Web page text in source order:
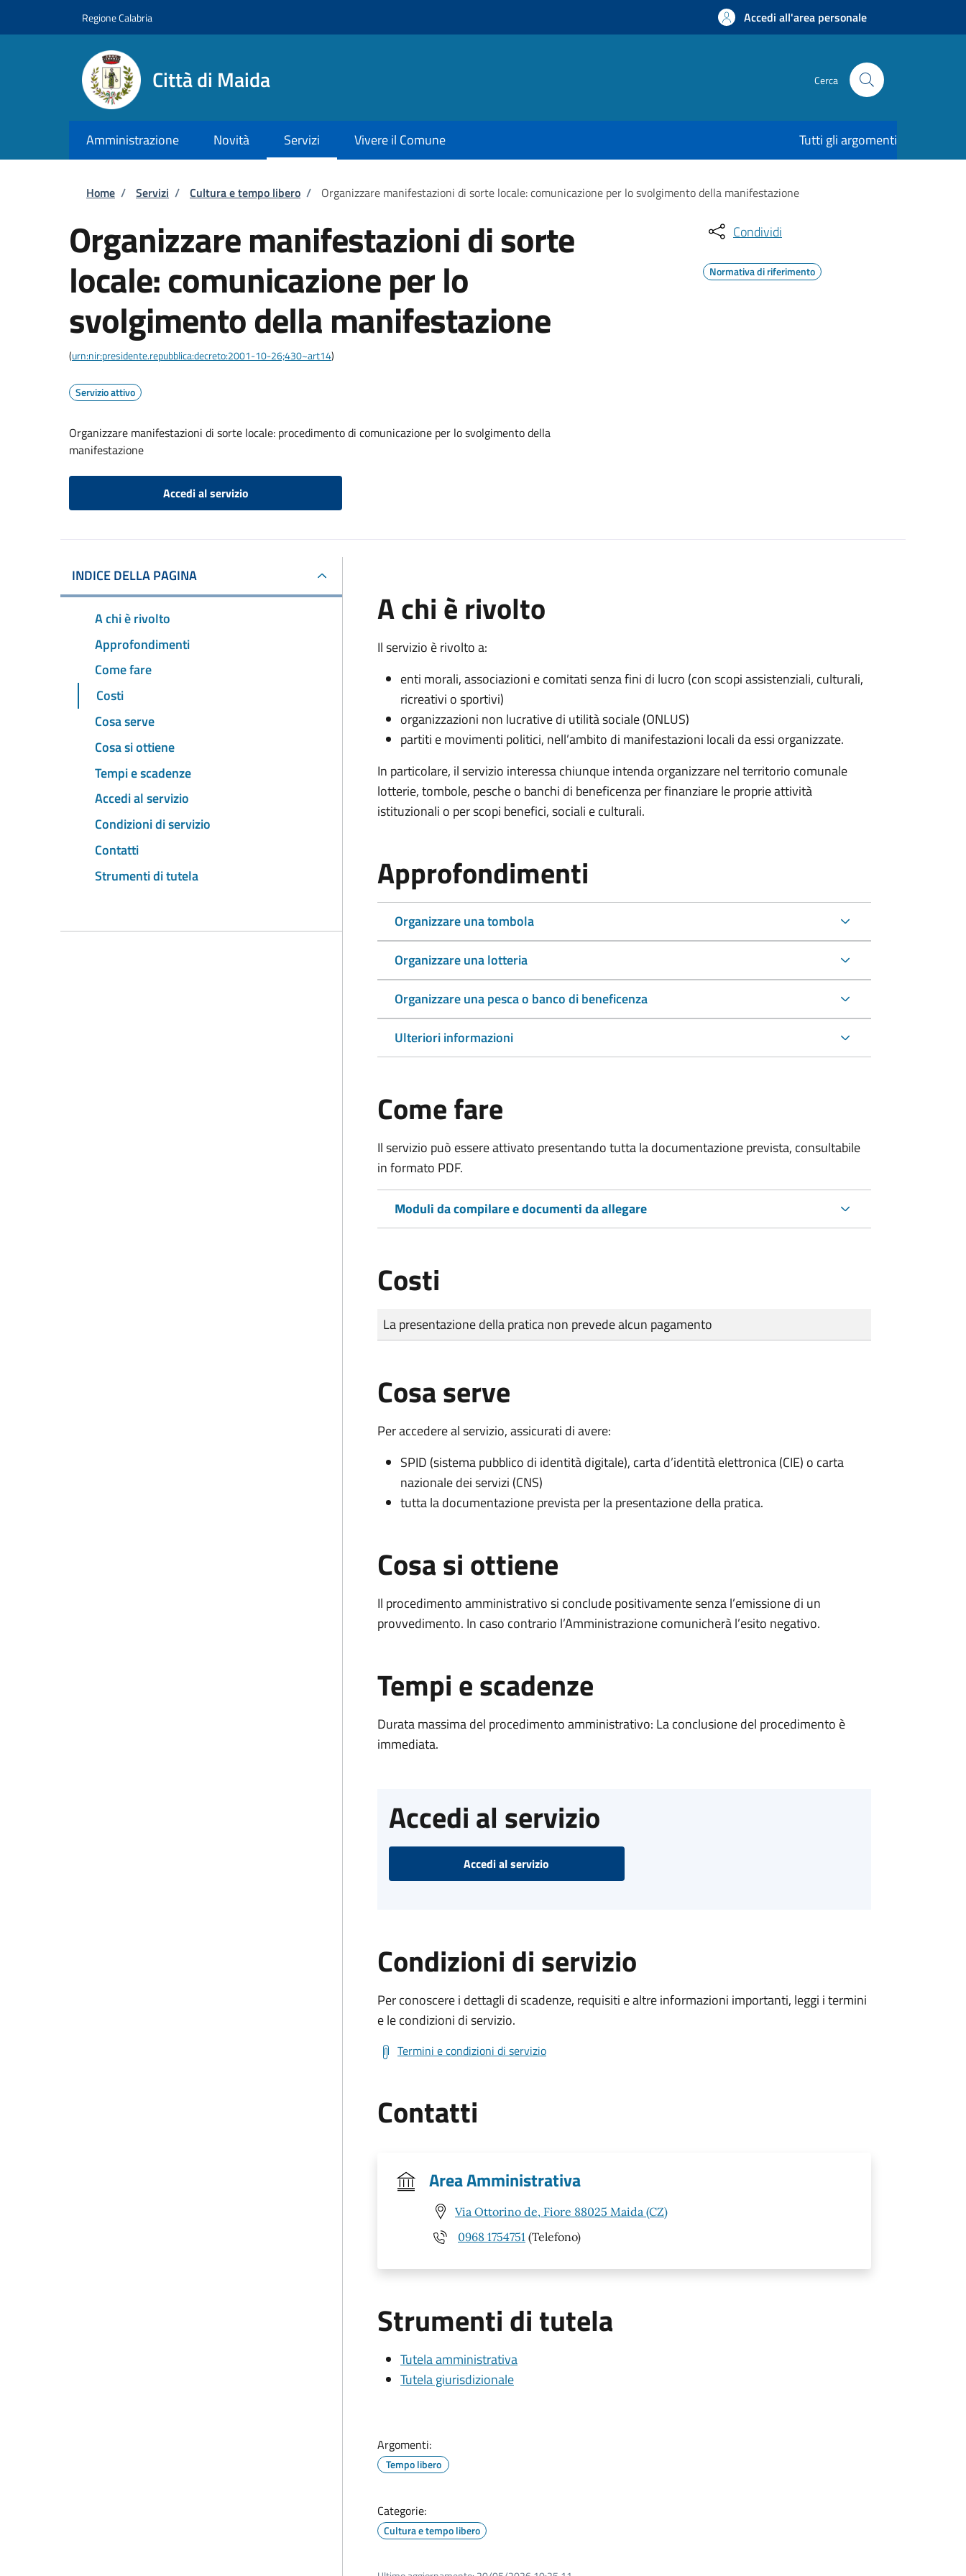
Regione Calabria Accedi all'area personale
Città di Maida Cerca
Amministrazione Novità Servizi Vivere il Comune Tutti gli argomenti
Briciole di pane
Home / Servizi / Cultura e tempo libero / Organizzare manifestazioni di sorte locale: comunicazione per lo svolgimento della manifestazione
Organizzare manifestazioni di sorte
locale: comunicazione per lo
svolgimento della manifestazione
(urn:nir:presidente.repubblica:decreto:2001-10-26;430~art14)
Servizio attivo
Organizzare manifestazioni di sorte locale: procedimento di comunicazione per lo svolgimento della
manifestazione
Accedi al servizio
Condividi
Normativa di riferimento
INDICE DELLA PAGINA
A chi è rivolto
Approfondimenti
Come fare
Costi
Cosa serve
Cosa si ottiene
Tempi e scadenze
Accedi al servizio
Condizioni di servizio
Contatti
Strumenti di tutela
A chi è rivolto
Il servizio è rivolto a:
enti morali, associazioni e comitati senza fini di lucro (con scopi assistenziali, culturali,
ricreativi o sportivi)
organizzazioni non lucrative di utilità sociale (ONLUS)
partiti e movimenti politici, nell’ambito di manifestazioni locali da essi organizzate.
In particolare, il servizio interessa chiunque intenda organizzare nel territorio comunale
lotterie, tombole, pesche o banchi di beneficenza per finanziare le proprie attività
istituzionali o per scopi benefici, sociali e culturali.
Approfondimenti
Organizzare una tombola
Organizzare una lotteria
Organizzare una pesca o banco di beneficenza
Ulteriori informazioni
Come fare
Il servizio può essere attivato presentando tutta la documentazione prevista, consultabile
in formato PDF.
Moduli da compilare e documenti da allegare
Costi
Tipo di pagamento
Importo
La presentazione della pratica non prevede alcun pagamento
Cosa serve
Per accedere al servizio, assicurati di avere:
SPID (sistema pubblico di identità digitale), carta d’identità elettronica (CIE) o carta
nazionale dei servizi (CNS)
tutta la documentazione prevista per la presentazione della pratica.
Cosa si ottiene
Il procedimento amministrativo si conclude positivamente senza l’emissione di un
provvedimento. In caso contrario l’Amministrazione comunicherà l’esito negativo.
Tempi e scadenze
Durata massima del procedimento amministrativo: La conclusione del procedimento è
immediata.
Accedi al servizio
Accedi al servizio
Condizioni di servizio
Per conoscere i dettagli di scadenze, requisiti e altre informazioni importanti, leggi i termini
e le condizioni di servizio.
Termini e condizioni di servizio
Contatti
Area Amministrativa
Via Ottorino de, Fiore 88025 Maida (CZ)
0968 1754751 (Telefono)
Strumenti di tutela
Tutela amministrativa
Tutela giurisdizionale
Argomenti:
Tempo libero
Categorie:
Cultura e tempo libero